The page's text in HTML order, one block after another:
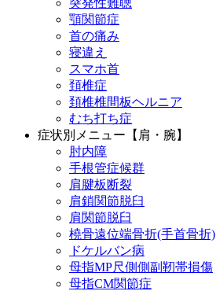
突発性難聴
顎関節症
首の痛み
寝違え
スマホ首
頚椎症
頚椎椎間板ヘルニア
むち打ち症
症状別メニュー【肩・腕】
肘内障
手根管症候群
肩腱板断裂
肩鎖関節脱臼
肩関節脱臼
橈骨遠位端骨折(手首骨折)
ドケルバン病
母指MP尺側側副靭帯損傷
母指CM関節症